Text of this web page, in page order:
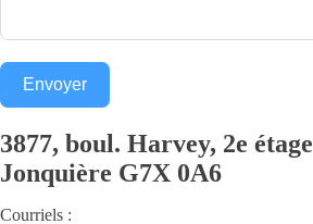
Envoyer
3877, boul. Harvey, 2e étage
Jonquière G7X 0A6
Courriels :